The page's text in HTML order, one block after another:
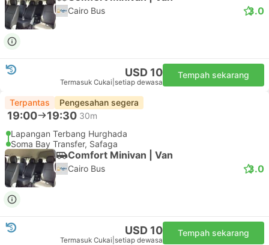
Cairo Bus 3.0
USD 10
Termasuk Cukai setiap dewasa
Tempah sekarang
Terpantas Pengesahan segera
19:00 19:30 30m
Lapangan Terbang Hurghada
Soma Bay Transfer, Safaga
Comfort Minivan | Van
Cairo Bus 3.0
USD 10
Termasuk Cukai setiap dewasa
Tempah sekarang